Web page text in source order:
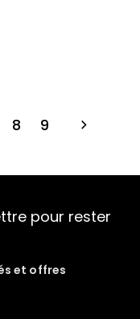
8 9
pour rester
et offres